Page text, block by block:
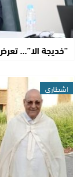
“خديجة الا”…
اشطاري